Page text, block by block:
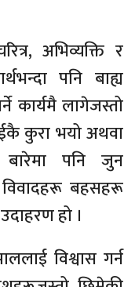
अभिव्यक्ति र
पनि बाह्य
कार्यमै लागेजस्तो
कुरा भयो अथवा
बारेमा पनि जुन
बहसहरू
हो ।
विश्वास गर्न